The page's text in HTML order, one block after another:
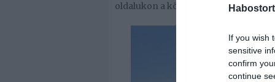
If you wish
sensitive
confirm
continue
oldalukon a közös nyaralásukról -